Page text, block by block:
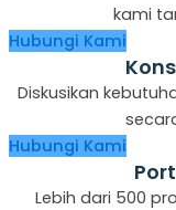
kami
Hubungi Kami
Diskusikan
Hubungi Kami
Lebih dari 500